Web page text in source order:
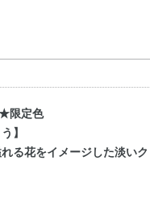
限定色
】
る花をイメージした淡い